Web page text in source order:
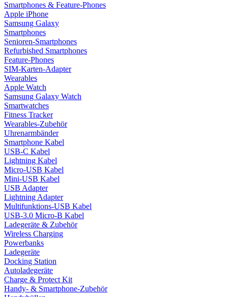
Smartphones & Feature-Phones
Apple iPhone
Samsung Galaxy
Smartphones
Senioren-Smartphones
Refurbished Smartphones
Feature-Phones
SIM-Karten-Adapter
Wearables
Apple Watch
Samsung Galaxy Watch
Smartwatches
Fitness Tracker
Wearables-Zubehör
Uhrenarmbänder
Smartphone Kabel
USB-C Kabel
Lightning Kabel
Micro-USB Kabel
Mini-USB Kabel
USB Adapter
Lightning Adapter
Multifunktions-USB Kabel
USB-3.0 Micro-B Kabel
Ladegeräte & Zubehör
Wireless Charging
Powerbanks
Ladegeräte
Docking Station
Autoladegeräte
Charge & Protect Kit
Handy- & Smartphone-Zubehör